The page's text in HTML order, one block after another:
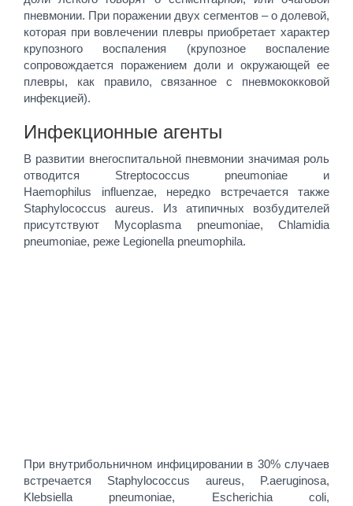
пневмонии. При поражении двух сегментов – о долевой,
которая при вовлечении плевры приобретает характер
крупозного воспаления (крупозное воспаление
сопровождается поражением доли и окружающей ее
плевры, как правило, связанное с пневмококковой
инфекцией).
Инфекционные агенты
В развитии внегоспитальной пневмонии значимая роль
отводится Streptococcus pneumoniae и
Haemophilus influenzae, нередко встречается также
Staphylococcus aureus. Из атипичных возбудителей
присутствуют Mycoplasma pneumoniae, Chlamidia
pneumoniae, реже Legionella pneumophila.
При внутрибольничном инфицировании в 30% случаев
встречается Staphylococcus aureus, P.aeruginosa,
Klebsiella pneumoniae, Escherichia coli,